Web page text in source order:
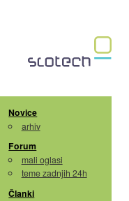
Novice
arhiv
Forum
mali oglasi
teme zadnjih 24h
Članki